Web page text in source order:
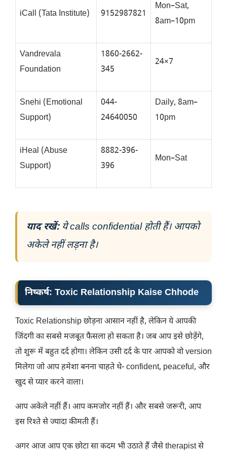
iCall (Tata Institute) 9152987821
Mon–Sat,
8am–10pm
Vandrevala
Foundation
1860-2662-
345
24×7
Snehi (Emotional
Support)
044-
24640050
Daily, 8am–
10pm
iHeal (Abuse
Support)
8882-396-
396
Mon–Sat
याद रखें:ये calls confidential होती हैं। आपको
अकेले नहीं लड़ना है।
निष्कर्ष: Toxic Relationship Kaise Chhode
Toxic Relationship छोड़ना आसान नहीं है, लेकिन ये आपकी
जिंदगी का सबसे मजबूत फैसला हो सकता है। जब आप इसे छोड़ेंगे,
तो शुरू में बहुत दर्द होगा। लेकिन उसी दर्द के पार आपको वो version
मिलेगा जो आप हमेशा बनना चाहते थे- confident, peaceful, और
खुद से प्यार करने वाला।
आप अकेले नहीं हैं। आप कमजोर नहीं हैं। और सबसे जरूरी, आप
इस रिश्ते से ज्यादा कीमती हैं।
अगर आज आप एक छोटा सा कदम भी उठाते हैं जैसे therapist से